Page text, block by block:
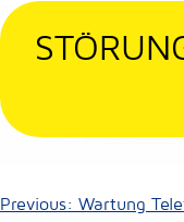
Skip
to
content
Aktuell liegt eine
betroffen.
Der Internet-Anbieter
Posted inAllgemein
Beitragsnavigation
Previous: Wartung